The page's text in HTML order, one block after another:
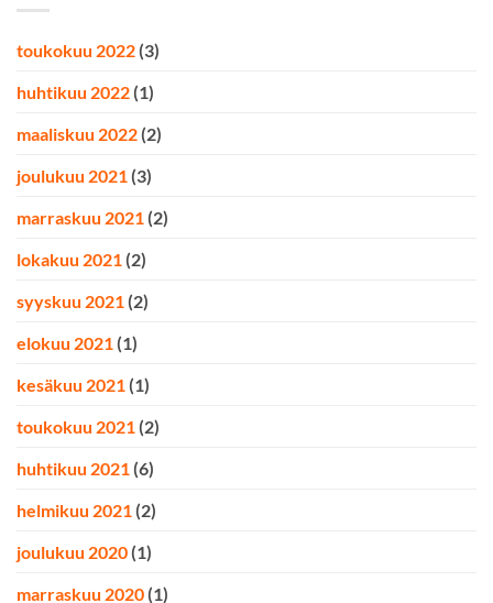
toukokuu 2022 (3)
huhtikuu 2022 (1)
maaliskuu 2022 (2)
joulukuu 2021 (3)
marraskuu 2021 (2)
lokakuu 2021 (2)
syyskuu 2021 (2)
elokuu 2021 (1)
kesäkuu 2021 (1)
toukokuu 2021 (2)
huhtikuu 2021 (6)
helmikuu 2021 (2)
joulukuu 2020 (1)
marraskuu 2020 (1)